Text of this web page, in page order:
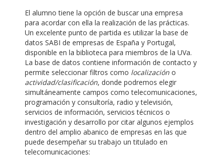
El alumno tiene la opción de buscar una empresa
para acordar con ella la realización de las prácticas.
Un excelente punto de partida es utilizar la base de
datos SABI de empresas de España y Portugal,
disponible en la biblioteca para miembros de la UVa.
La base de datos contiene información de contacto y
permite seleccionar filtros como localización o
actividad/clasificación, donde podremos elegir
simultáneamente campos como telecomunicaciones,
programación y consultoría, radio y televisión,
servicios de información, servicios técnicos o
investigación y desarrollo por citar algunos ejemplos
dentro del amplio abanico de empresas en las que
puede desempeñar su trabajo un titulado en
telecomunicaciones: